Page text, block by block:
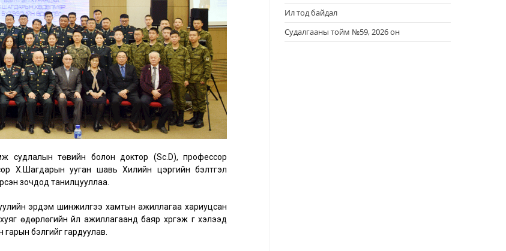
судлалын төвийн болон доктор (Sc.D), профессор
Х.Шагдарын ууган шавь Хилийн цэргийн бэлтгэл
зочдод танилцууллаа.
эрдэм шинжилгээ хамтын ажиллагаа хариуцсан
өдөрлөгийн үйл ажиллагаанд баяр хүргэж үг хэлээд
бэлгийг гардуулав.
Ил тод байдал
Судалгааны тойм №59, 2026 он